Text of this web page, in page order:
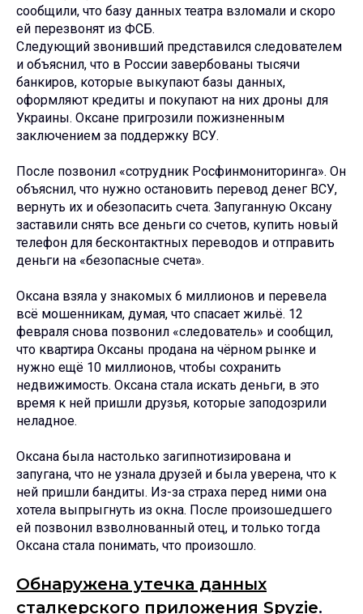
сообщили, что базу данных театра взломали и скоро
ей перезвонят из ФСБ.
Следующий звонивший представился следователем
и объяснил, что в России завербованы тысячи
банкиров, которые выкупают базы данных,
оформляют кредиты и покупают на них дроны для
Украины. Оксане пригрозили пожизненным
заключением за поддержку ВСУ.
После позвонил «сотрудник Росфинмониторинга». Он
объяснил, что нужно остановить перевод денег ВСУ,
вернуть их и обезопасить счета. Запуганную Оксану
заставили снять все деньги со счетов, купить новый
телефон для бесконтактных переводов и отправить
деньги на «безопасные счета».
Оксана взяла у знакомых 6 миллионов и перевела
всё мошенникам, думая, что спасает жильё. 12
февраля снова позвонил «следователь» и сообщил,
что квартира Оксаны продана на чёрном рынке и
нужно ещё 10 миллионов, чтобы сохранить
недвижимость. Оксана стала искать деньги, в это
время к ней пришли друзья, которые заподозрили
неладное.
Оксана была настолько загипнотизирована и
запугана, что не узнала друзей и была уверена, что к
ней пришли бандиты. Из-за страха перед ними она
хотела выпрыгнуть из окна. После произошедшего
ей позвонил взволнованный отец, и только тогда
Оксана стала понимать, что произошло.
Обнаружена утечка данных
сталкерского приложения Spyzie.